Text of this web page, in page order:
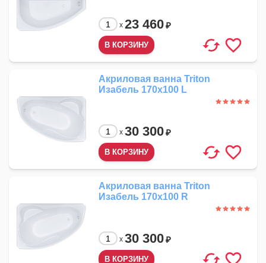
x 23 460₽
Акриловая ванна Triton
Изабель 170x100 L
x 30 300₽
Акриловая ванна Triton
Изабель 170x100 R
x 30 300₽